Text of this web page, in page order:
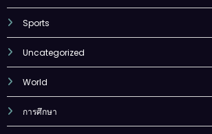
Sports
Uncategorized
World
การศึกษา